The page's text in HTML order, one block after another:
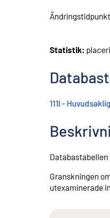
Statistik:
111l -
Granskningen
utexaminerade